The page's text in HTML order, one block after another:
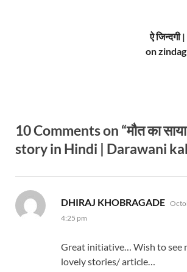
ऐ
on
10 Comments on “मौत का
story in Hindi | Darawani
DHIRAJ KHOBRAGADE says:
4:25 pm
Great initiative… Wish to see
lovely stories/ article…